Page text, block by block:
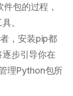
包的过程，
。
，安装pip都
步引导你在
理Python包所